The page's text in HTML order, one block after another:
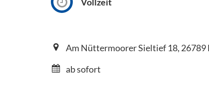
Am Nüttermoorer Sieltief 18, 26789
ab sofort